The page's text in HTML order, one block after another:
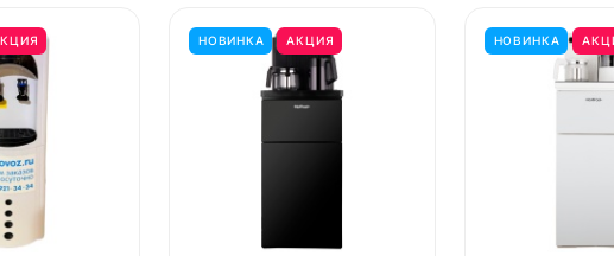
НОВИНКА АКЦИЯ НОВИНКА